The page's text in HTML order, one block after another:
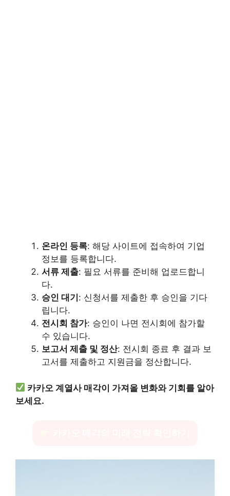
온라인 등록: 해당 사이트에 접속하여 기업
정보를 등록합니다.
서류 제출: 필요 서류를 준비해 업로드합니
다.
승인 대기 : 신청서를 제출한 후 승인을 기다
립니다.
전시회 참가: 승인이 나면 전시회에 참가할
수 있습니다.
보고서 제출 및 정산: 전시회 종료 후 결과 보
고서를 제출하고 지원금을 정산합니다.
카카오 계열사 매각이 가져올 변화와 기회를 알아
보세요.